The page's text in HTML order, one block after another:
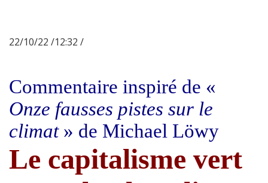
22/10/22 /12:32 /
Commentaire inspiré de «
Onze fausses pistes sur le
climat» de Michael Löwy
Le capitalisme vert